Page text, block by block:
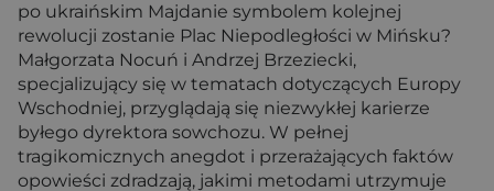
po ukraińskim Majdanie symbolem kolejnej
rewolucji zostanie Plac Niepodległości w Mińsku?
Małgorzata Nocuń i Andrzej Brzeziecki,
specjalizujący się w tematach dotyczących Europy
Wschodniej, przyglądają się niezwykłej karierze
byłego dyrektora sowchozu. W pełnej
tragikomicznych anegdot i przerażających faktów
opowieści zdradzają, jakimi metodami utrzymuje